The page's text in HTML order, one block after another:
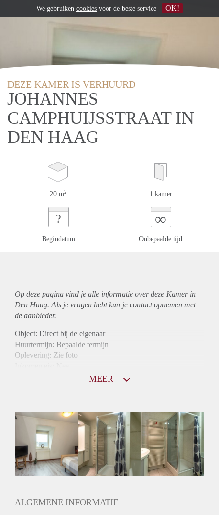
DEZE KAMER IS VERHUURD
JOHANNES
CAMPHUIJSSTRAAT IN
DEN HAAG
20 m2 1 kamer
?
Begindatum
∞
Onbepaalde tijd
Op deze pagina vind je alle informatie over deze Kamer in
Den Haag. Als je vragen hebt kun je contact opnemen met
de aanbieder.
Object: Direct bij de eigenaar
Huurtermijn: Bepaalde termijn
Oplevering: Zie foto
Gedeelde Douche: Ja
Gedeelde woonkamer: Ja
Huisgenoten: Ja
Geslacht huisgenoten: Gemengd
MEER
ALGEMENE INFORMATIE
We gebruiken cookies voor de beste service OK!